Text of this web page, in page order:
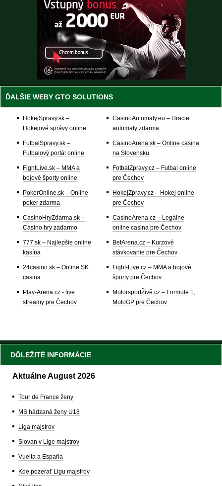
ĎALŠIE WEBY GTO SOLUTIONS
HokejSpravy.sk –
Hokejové správy online
FutbalSpravy.sk –
Futbalový portál online
FightLive.sk – MMA a
bojové športy online
PokerOnline.sk – Online
poker zdarma
CasinoHryZdarma.sk –
Casino hry zadarmo
777.sk – Najlepšie online
kasína
24casino.sk – Online SK
casina
Play-Arena.cz - live
streamy pre Čechov
CasinoAutomaty.eu – Hracie
automaty zdarma
CasinoArena.sk – Online casina
na Slovensku
FotbalZpravy.cz – Futbal online
pre Čechov
HokejZpravy.cz – Hokej online
pre Čechov
CasinoArena.cz – Legálne
online casina pre Čechov
BetArena.cz – Kurzové
stávkovanie pre Čechov
Fight-Live.cz – MMA a bojové
športy pre Čechov
MotorsportŽivě.cz – Formule 1,
MotoGP pre Čechov
DÔLEŽITÉ INFORMÁCIE
Aktuálne August 2026
Tour de France ženy
MS hádzaná ženy U18
Liga majstrov
Slovan v Lige majstrov
Vuelta a España
Kde pozerať Ligu majstrov